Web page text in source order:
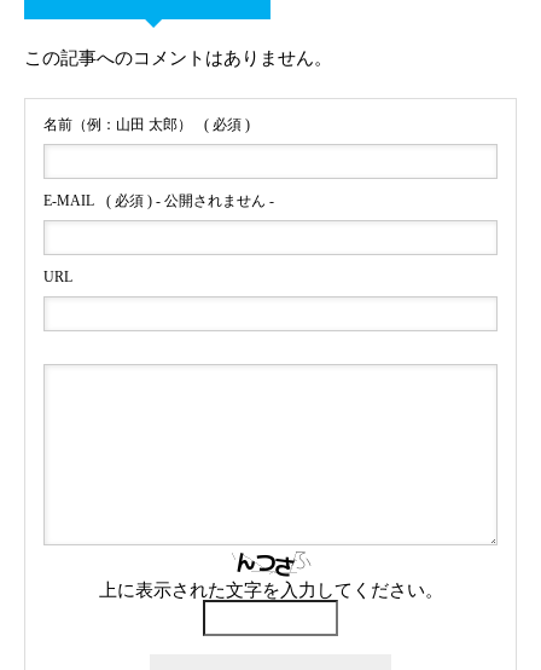
この記事へのコメントはありません。
名前（例：山田 太郎） ( 必須 )
E-MAIL ( 必須 ) - 公開されません -
URL
上に表示された文字を入力してください。